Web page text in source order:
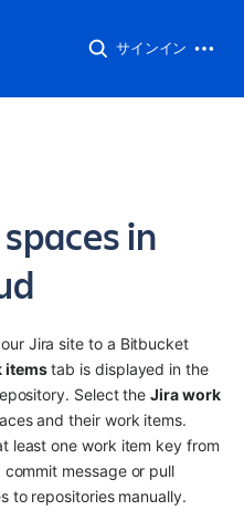
サインイン
in
Jira site to a Bitbucket
items tab is displayed in the
Select the Jira work
and their work items.
least one work item key from
message or pull
to repositories manually.